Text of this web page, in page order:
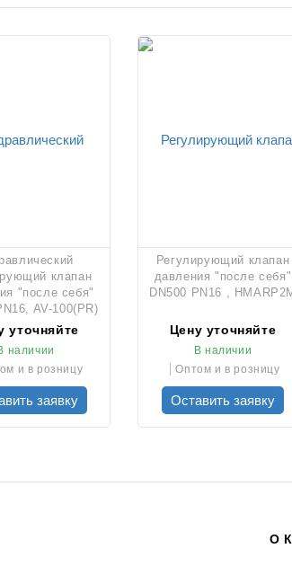
клапан
"после себя"
AV-100(PR)
уточняйте
наличии
и в розницу
заявку
Регулирующий клапан
давления "после себя"
DN500 PN16 ,
Цену уточняйте
В наличии
Оптом и в розницу
Оставить заявку
О